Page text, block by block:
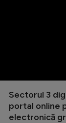
Sectorul 3
portal online
electronică